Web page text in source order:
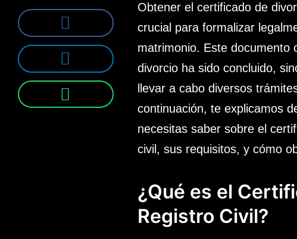
Obtener el certificado de
crucial para formalizar
matrimonio. Este documento
divorcio ha sido concluido,
llevar a cabo diversos
continuación, te explicamos
necesitas saber sobre el
civil, sus requisitos, y cómo
¿Qué es el
Registro Civil?